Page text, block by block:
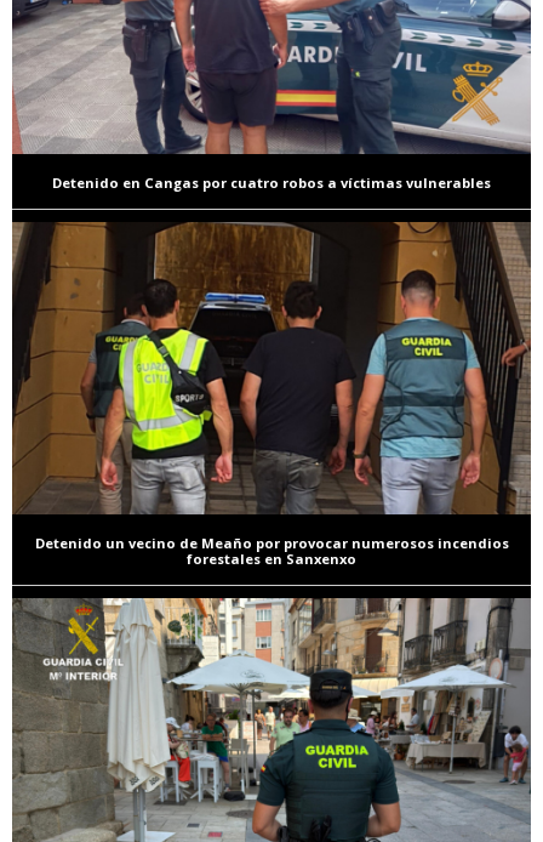
Detenido en Cangas por cuatro robos a víctimas vulnerables
Detenido un vecino de Meaño por provocar numerosos incendios
forestales en Sanxenxo